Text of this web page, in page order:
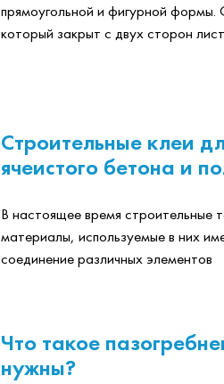
прямоугольной и фигурной
который закрыт с двух сторон
Строительные клеи
ячеистого бетона и
В настоящее время строительные
материалы, используемые в них
соединение различных элементов
Что такое
нужны?